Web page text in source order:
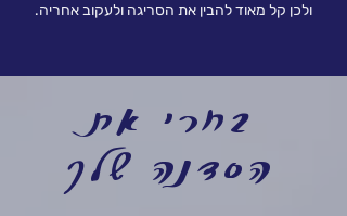
ולכן קל מאוד להבין את הסריגה ולעקוב אחריה.
בחרי את
הסדנה שלך